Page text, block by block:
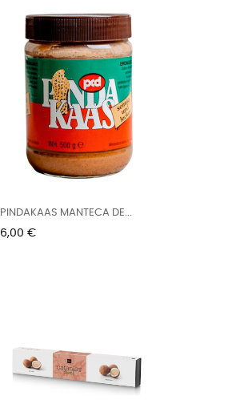
PINDAKAAS MANTECA DE...
Precio
6,00 €